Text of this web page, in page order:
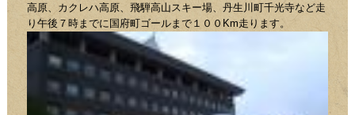
高原、カクレハ高原、飛騨高山スキー場、丹生川町千光寺など走
り午後７時までに国府町ゴールまで１００Km走ります。